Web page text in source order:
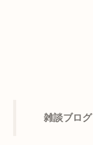
雑談ブログ